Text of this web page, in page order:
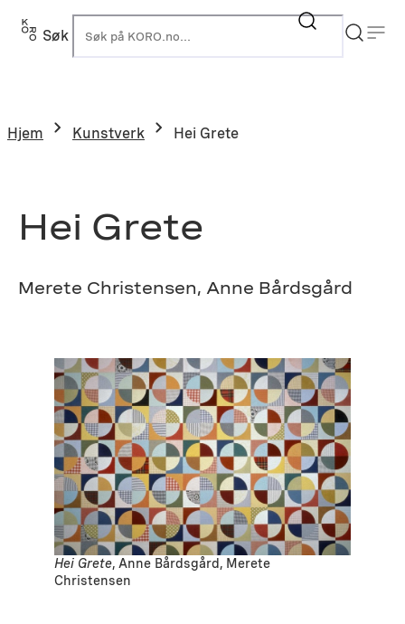
Hopp
Søk
Hjem Kunstverk Hei Grete
Hei Grete
Merete Christensen, Anne Bårdsgård
Hei Grete, Anne Bårdsgård, Merete
Christensen